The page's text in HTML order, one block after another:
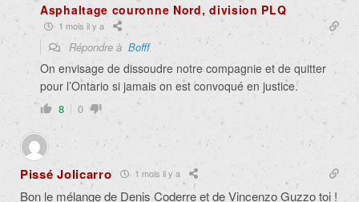
Asphaltage couronne Nord, division PLQ
1 mois il y a
Répondre à Bofff
On envisage de dissoudre notre compagnie et de quitter
pour l’Ontario si jamais on est convoqué en justice.
8 0
Pissé Jolicarro 1 mois il y a
Bon le mélange de Denis Coderre et de Vincenzo Guzzo toi !